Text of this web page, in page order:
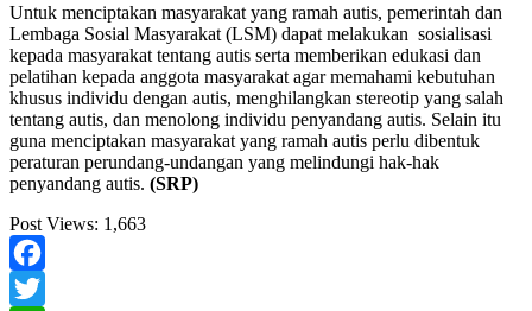
Untuk menciptakan masyarakat yang ramah autis, pemerintah dan
Lembaga Sosial Masyarakat (LSM) dapat melakukan sosialisasi
kepada masyarakat tentang autis serta memberikan edukasi dan
pelatihan kepada anggota masyarakat agar memahami kebutuhan
khusus individu dengan autis, menghilangkan stereotip yang salah
tentang autis, dan menolong individu penyandang autis. Selain itu
guna menciptakan masyarakat yang ramah autis perlu dibentuk
peraturan perundang-undangan yang melindungi hak-hak
penyandang autis. (SRP)
Post Views: 1,663
Facebook